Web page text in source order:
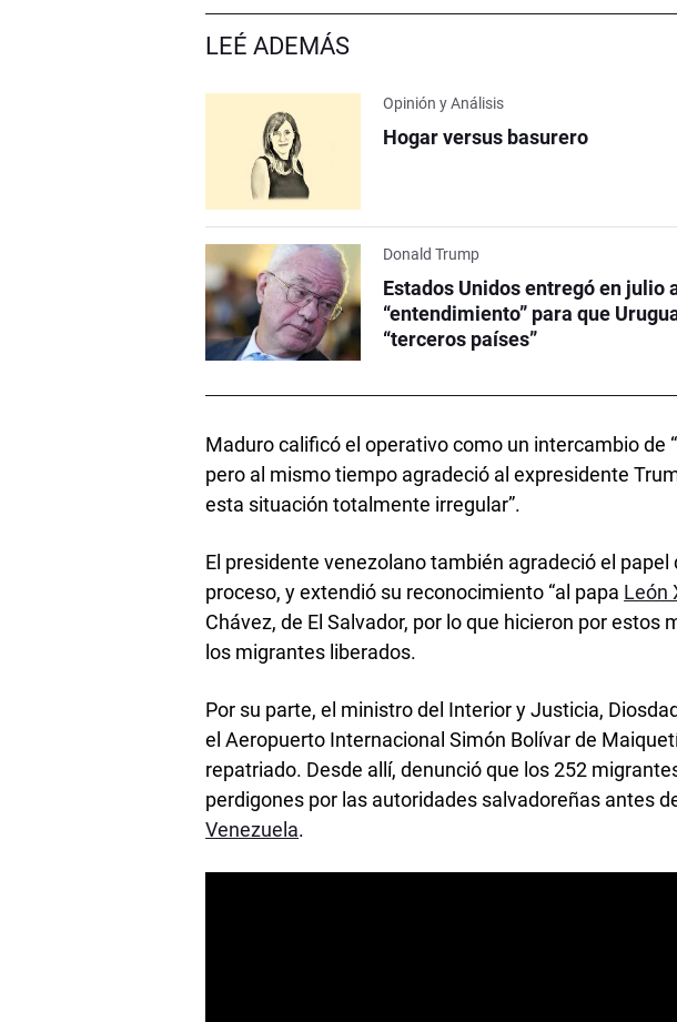
LEÉ ADEMÁS
Opinión y Análisis
Hogar versus basurero
Donald Trump
Estados Unidos entregó en julio
“entendimiento” para que
“terceros países”
Maduro calificó el operativo como un intercambio de
pero al mismo tiempo agradeció al expresidente
esta situación totalmente irregular”.
El presidente venezolano también agradeció el papel
proceso, y extendió su reconocimiento “al papa León
Chávez, de El Salvador, por lo que hicieron por estos
los migrantes liberados.
Por su parte, el ministro del Interior y Justicia,
el Aeropuerto Internacional Simón Bolívar de
repatriado. Desde allí, denunció que los 252
perdigones por las autoridades salvadoreñas antes
Venezuela.